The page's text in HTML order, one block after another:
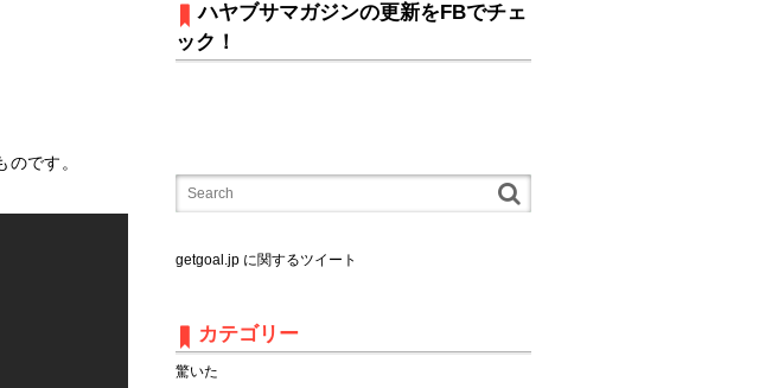
です。
ハヤブサマガジンの更新をFBでチェ
ック！
getgoal.jp に関するツイート
カテゴリー
驚いた